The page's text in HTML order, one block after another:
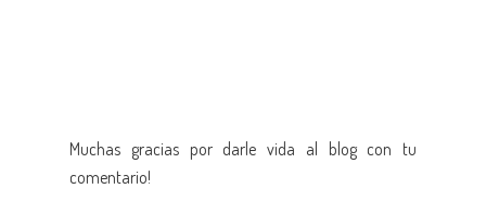
Muchas gracias por darle vida al blog con tu
comentario!